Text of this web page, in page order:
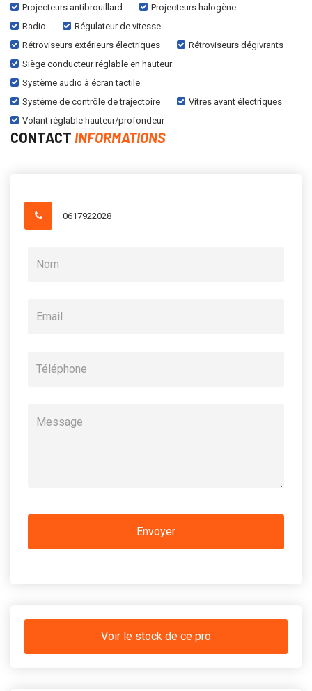
Projecteurs antibrouillard
Projecteurs halogène
Radio
Régulateur de vitesse
Rétroviseurs extérieurs électriques
Rétroviseurs dégivrants
Siège conducteur réglable en hauteur
Système audio à écran tactile
Système de contrôle de trajectoire
Vitres avant électriques
Volant réglable hauteur/profondeur
CONTACT INFORMATIONS
0617922028
Voir le stock de ce pro